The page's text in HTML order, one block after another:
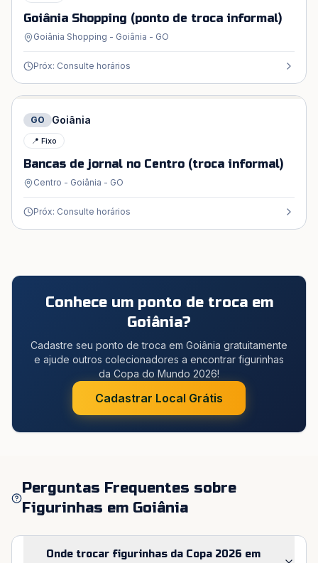
Goiânia Shopping (ponto de troca informal)
Goiânia Shopping - Goiânia - GO
Próx: Consulte horários
GO Goiânia
📍 Fixo
Bancas de jornal no Centro (troca informal)
Centro - Goiânia - GO
Próx: Consulte horários
Conhece um ponto de troca em
Goiânia?
Cadastre seu ponto de troca em Goiânia gratuitamente
e ajude outros colecionadores a encontrar figurinhas
da Copa do Mundo 2026!
Cadastrar Local Grátis
Perguntas Frequentes sobre
Figurinhas em Goiânia
Onde trocar figurinhas da Copa 2026 em